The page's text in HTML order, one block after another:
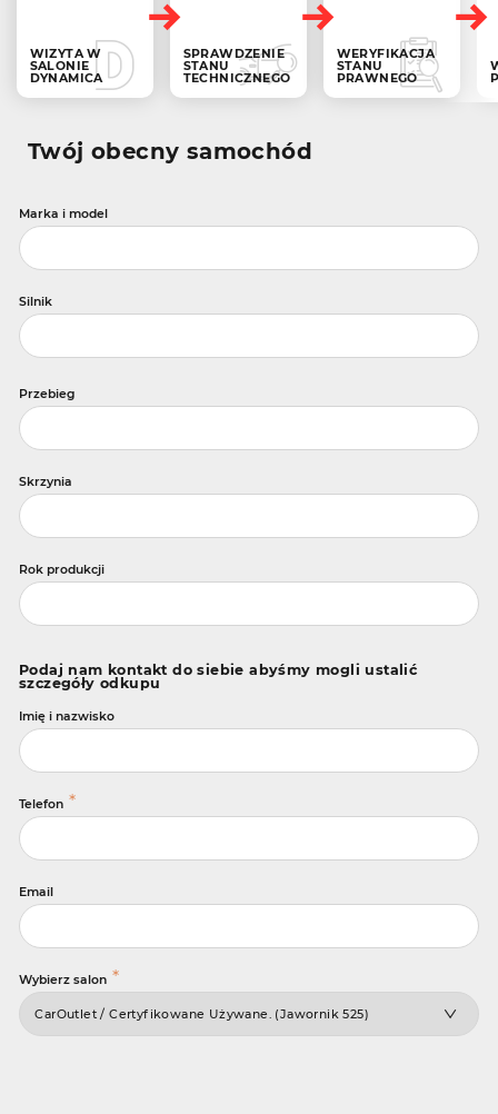
WIZYTA W
SALONIE
DYNAMICA
SPRAWDZENIE
STANU
TECHNICZNEGO
WERYFIKACJA
STANU
PRAWNEGO
Twój obecny samochód
Marka i model
Silnik
Przebieg
Skrzynia
Rok produkcji
Podaj nam kontakt do siebie abyśmy mogli ustalić
szczegóły odkupu
Imię i nazwisko
Telefon *
Email
Wybierz salon *